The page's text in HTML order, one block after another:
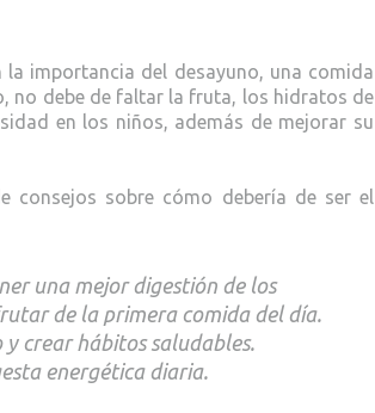
la importancia del desayuno, una comida
no debe de faltar la fruta, los hidratos de
en los niños, además de mejorar su
consejos sobre cómo debería de ser el
una mejor digestión de los
de la primera comida del día.
y crear hábitos saludables.
energética diaria.